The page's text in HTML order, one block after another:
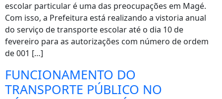
escolar particular é uma das preocupações em Magé.
Com isso, a Prefeitura está realizando a vistoria anual
do serviço de transporte escolar até o dia 10 de
fevereiro para as autorizações com número de ordem
de 001 […]
FUNCIONAMENTO DO
TRANSPORTE PÚBLICO NO